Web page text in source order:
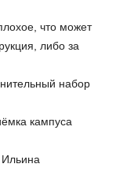
что может
либо за
набор
кампуса